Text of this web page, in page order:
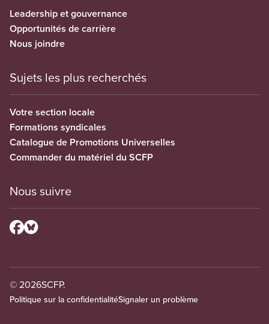
Leadership et gouvernance
Opportunités de carrière
Nous joindre
Sujets les plus recherchés
Votre section locale
Formations syndicales
Catalogue de Promotions Universelles
Commander du matériel du SCFP
Nous suivre
© 2026SCFP.
Politique sur la confidentialitéSignaler un problème